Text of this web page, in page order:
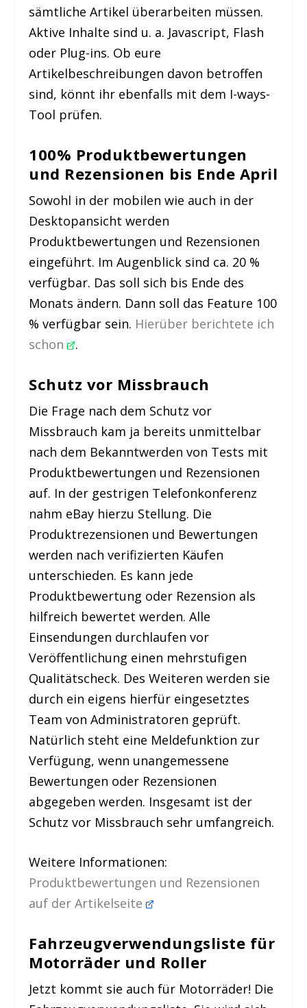
sämtliche Artikel überarbeiten müssen.
Aktive Inhalte sind u. a. Javascript, Flash
oder Plug-ins. Ob eure
Artikelbeschreibungen davon betroffen
sind, könnt ihr ebenfalls mit dem I-ways-
Tool prüfen.
100% Produktbewertungen
und Rezensionen bis Ende April
Sowohl in der mobilen wie auch in der
Desktopansicht werden
Produktbewertungen und Rezensionen
eingeführt. Im Augenblick sind ca. 20 %
verfügbar. Das soll sich bis Ende des
Monats ändern. Dann soll das Feature 100
% verfügbar sein. Hierüber berichtete ich
schon .
Schutz vor Missbrauch
Die Frage nach dem Schutz vor
Missbrauch kam ja bereits unmittelbar
nach dem Bekanntwerden von Tests mit
Produktbewertungen und Rezensionen
auf. In der gestrigen Telefonkonferenz
nahm eBay hierzu Stellung. Die
Produktrezensionen und Bewertungen
werden nach verifizierten Käufen
unterschieden. Es kann jede
Produktbewertung oder Rezension als
hilfreich bewertet werden. Alle
Einsendungen durchlaufen vor
Veröffentlichung einen mehrstufigen
Qualitätscheck. Des Weiteren werden sie
durch ein eigens hierfür eingesetztes
Team von Administratoren geprüft.
Natürlich steht eine Meldefunktion zur
Verfügung, wenn unangemessene
Bewertungen oder Rezensionen
abgegeben werden. Insgesamt ist der
Schutz vor Missbrauch sehr umfangreich.
Weitere Informationen:
Produktbewertungen und Rezensionen
auf der Artikelseite
Fahrzeugverwendungsliste für
Motorräder und Roller
Jetzt kommt sie auch für Motorräder! Die